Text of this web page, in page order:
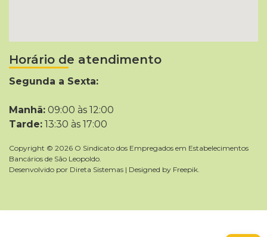
Horário de atendimento
Segunda a Sexta:
Manhã: 09:00 às 12:00
Tarde: 13:30 às 17:00
Copyright © 2026 O Sindicato dos Empregados em Estabelecimentos
Bancários de São Leopoldo.
Desenvolvido por Direta Sistemas | Designed by Freepik